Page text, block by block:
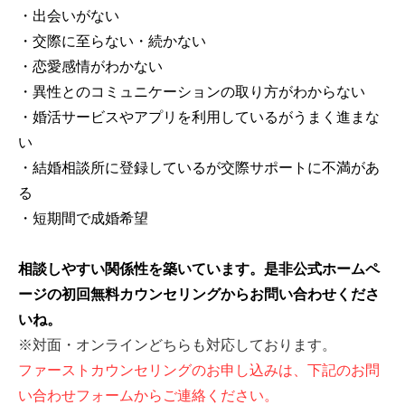
・出会いがない
・交際に至らない・続かない
・恋愛感情がわかない
・異性とのコミュニケーションの取り方がわからない
・婚活サービスやアプリを利用しているがうまく進まな
い
・結婚相談所に登録しているが交際サポートに不満があ
る
・短期間で成婚希望
相談しやすい関係性を築いています。是非公式ホームペ
ージの初回無料カウンセリングからお問い合わせくださ
いね。
※対面・オンラインどちらも対応しております。
ファーストカウンセリングのお申し込みは、 下記のお問
い合わせフォームからご連絡ください。